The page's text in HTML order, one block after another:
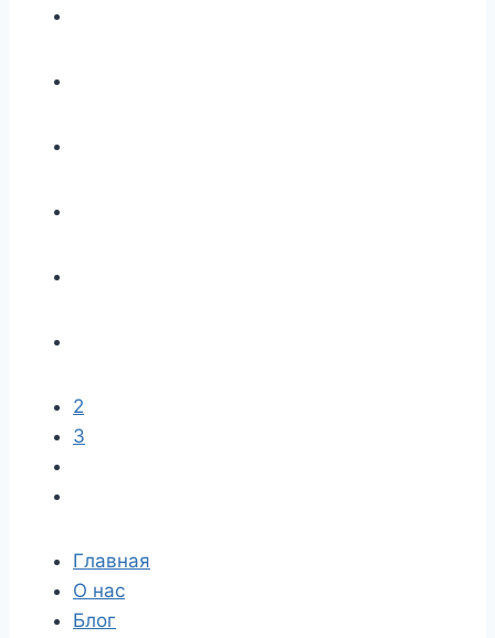
2
3
Главная
О нас
Блог